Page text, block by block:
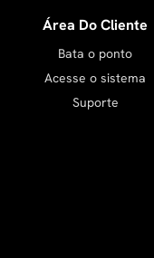
Área Do Cliente
Bata o ponto
Acesse o sistema
Suporte